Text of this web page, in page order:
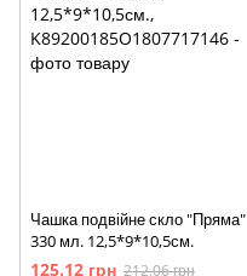
Чашка подвійне скло "Пряма"
330 мл. 12,5*9*10,5см.
125.12 грн 212.06 грн